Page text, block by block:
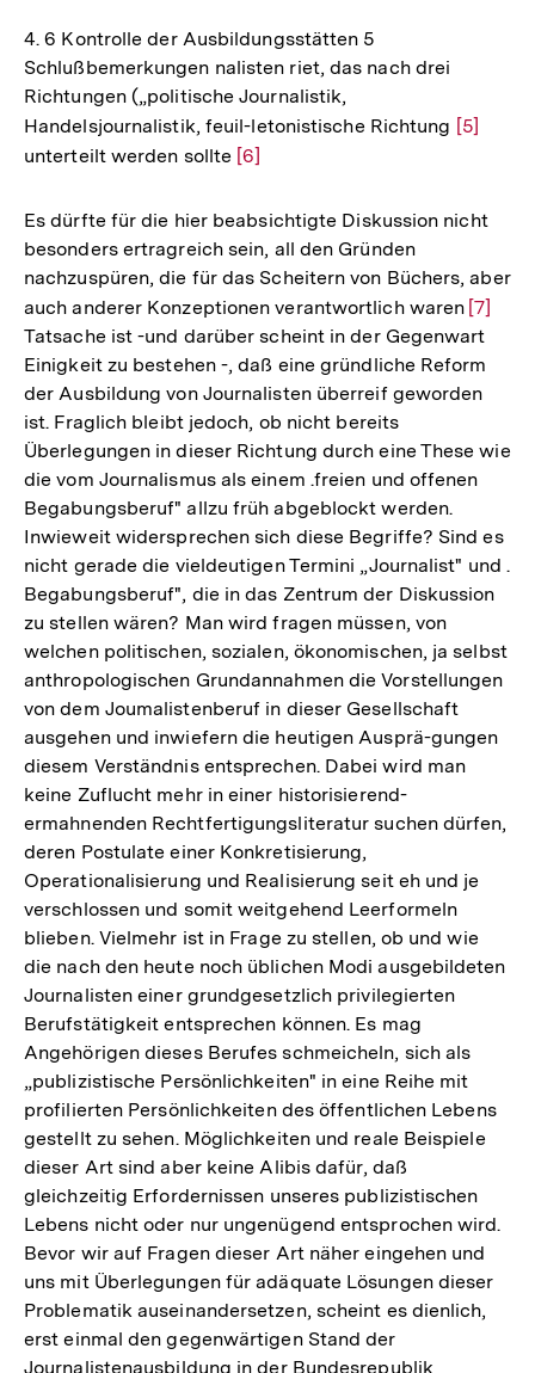
4. 6 Kontrolle der Ausbildungsstätten 5
Schlußbemerkungen nalisten riet, das nach drei
Richtungen („politische Journalistik,
Handelsjournalistik, feuil-letonistische Richtung Zur
Fußnote
[5]
unterteilt werden sollte Zur
der
Fußnote
[6]
Es dürfte für die hier beabsichtigte Diskussion nicht
besonders ertragreich sein, all den Gründen
nachzuspüren, die für das Scheitern von Büchers, aber
auch anderer Konzeptionen verantwortlich waren Zur
der
[7]
Tatsache ist -und darüber scheint in der Gegenwart
Einigkeit zu bestehen -, daß eine gründliche Reform
der Ausbildung von Journalisten überreif geworden
ist. Fraglich bleibt jedoch, ob nicht bereits
Überlegungen in dieser Richtung durch eine These wie
die vom Journalismus als einem .freien und offenen
Begabungsberuf" allzu früh abgeblockt werden.
Inwieweit widersprechen sich diese Begriffe? Sind es
nicht gerade die vieldeutigen Termini „Journalist" und .
Begabungsberuf", die in das Zentrum der Diskussion
zu stellen wären? Man wird fragen müssen, von
welchen politischen, sozialen, ökonomischen, ja selbst
anthropologischen Grundannahmen die Vorstellungen
von dem Joumalistenberuf in dieser Gesellschaft
ausgehen und inwiefern die heutigen Ausprä-gungen
diesem Verständnis entsprechen. Dabei wird man
keine Zuflucht mehr in einer historisierend-
ermahnenden Rechtfertigungsliteratur suchen dürfen,
deren Postulate einer Konkretisierung,
Operationalisierung und Realisierung seit eh und je
verschlossen und somit weitgehend Leerformeln
blieben. Vielmehr ist in Frage zu stellen, ob und wie
die nach den heute noch üblichen Modi ausgebildeten
Journalisten einer grundgesetzlich privilegierten
Berufstätigkeit entsprechen können. Es mag
Angehörigen dieses Berufes schmeicheln, sich als
„publizistische Persönlichkeiten" in eine Reihe mit
profilierten Persönlichkeiten des öffentlichen Lebens
gestellt zu sehen. Möglichkeiten und reale Beispiele
dieser Art sind aber keine Alibis dafür, daß
gleichzeitig Erfordernissen unseres publizistischen
Lebens nicht oder nur ungenügend entsprochen wird.
Bevor wir auf Fragen dieser Art näher eingehen und
uns mit Überlegungen für adäquate Lösungen dieser
Problematik auseinandersetzen, scheint es dienlich,
erst einmal den gegenwärtigen Stand der
Journalistenausbildung in der Bundesrepublik